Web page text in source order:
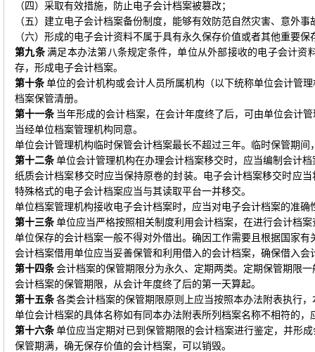
（四）采取有效措施，防止电子会计档案被篡改；
（五）建立电子会计档案备份制度，能够有效防范自然灾害、意外
（六）形成的电子会计资料不属于具有永久保存价值或者其他重要保
第九条 满足本办法第八条规定条件，单位从外部接收的电子会计
存，形成电子会计档案。
第十条 单位的会计机构或会计人员所属机构（以下统称单位会计管
档案保管清册。
第十一条 当年形成的会计档案，在会计年度终了后，可由单位会计
当经单位档案管理机构同意。
单位会计管理机构临时保管会计档案最长不超过三年。临时保管期
第十二条 单位会计管理机构在办理会计档案移交时，应当编制会计
纸质会计档案移交时应当保持原卷的封装。电子会计档案移交时应
特殊格式的电子会计档案应当与其读取平台一并移交。
单位档案管理机构接收电子会计档案时，应当对电子会计档案的准
第十三条 单位应当严格按照相关制度利用会计档案，在进行会计档
单位保存的会计档案一般不得对外借出。确因工作需要且根据国家
会计档案借用单位应当妥善保管和利用借入的会计档案，确保借入
第十四条 会计档案的保管期限分为永久、定期两类。定期保管期限一
会计档案的保管期限，从会计年度终了后的第一天算起。
第十五条 各类会计档案的保管期限原则上应当按照本办法附表执行
单位会计档案的具体名称如有同本办法附表所列档案名称不相符的
第十六条 单位应当定期对已到保管期限的会计档案进行鉴定，并形
保管期满，确无保存价值的会计档案，可以销毁。